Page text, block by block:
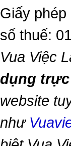
Giấy
số thuế:
Vua Việc
dụng
website
như